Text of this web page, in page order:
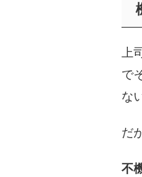
上
で
な
だ
不